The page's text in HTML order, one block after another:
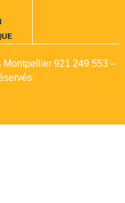
921 249 553 –